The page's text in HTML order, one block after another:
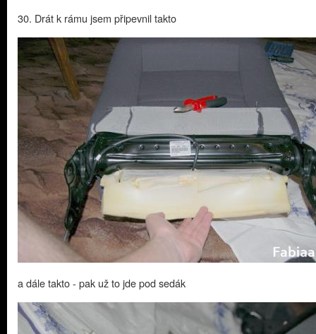
30. Drát k rámu jsem připevnil takto
a dále takto - pak už to jde pod sedák